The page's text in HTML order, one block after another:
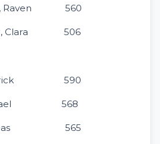
Raven 560
Clara 506
Patrick 590
568
565